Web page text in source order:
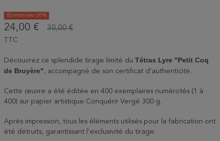
Économisez 20%
24,00 € 30,00 €
TTC
Découvrez ce splendide tirage limité du Tétras Lyre "Petit Coq
de Bruyère", accompagné de son certificat d’authenticité.
Cette œuvre a été éditée en 400 exemplaires numérotés (1 à
400) sur papier artistique Conquérir Vergé 300 g.
Après impression, tous les éléments utilisés pour la fabrication ont
été détruits, garantissant l’exclusivité du tirage.